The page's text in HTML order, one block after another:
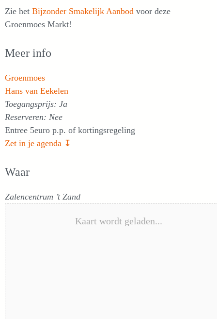
Zie het Bijzonder Smakelijk Aanbod voor deze
Groenmoes Markt!
Meer info
Groenmoes
Hans van Eekelen
Toegangsprijs: Ja
Reserveren: Nee
Entree 5euro p.p. of kortingsregeling
Zet in je agenda ↧
Waar
Zalencentrum ’t Zand
Kaart wordt geladen...